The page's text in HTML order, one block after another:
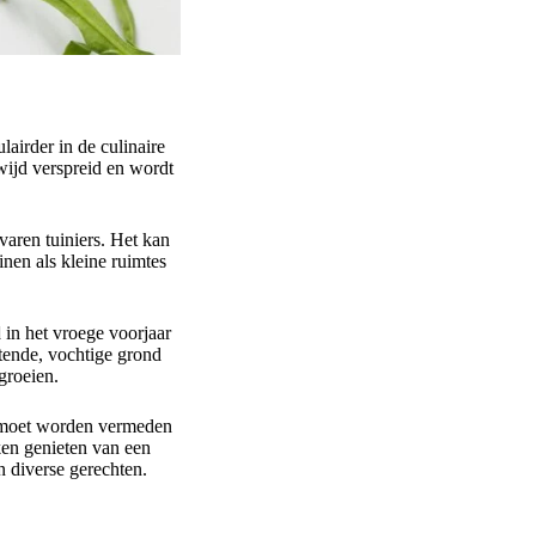
in de culinaire
verspreid en wordt
tuiniers. Het kan
als kleine ruimtes
in het vroege voorjaar
vochtige grond
worden vermeden
genieten van een
diverse gerechten.